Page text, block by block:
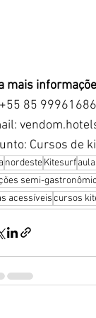
mais
85
Cursos de
nordesteKitesurf
semi-
acessíveiscursos